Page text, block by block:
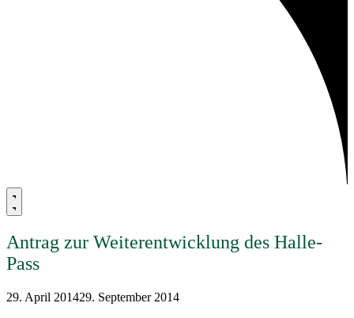
Antrag zur Weiterentwicklung des Halle-
Pass
29. April 201429. September 2014